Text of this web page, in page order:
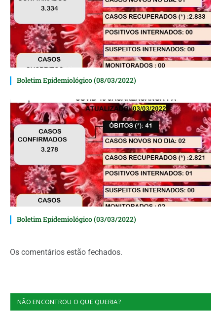
Boletim Epidemiológico (08/03/2022)
Boletim Epidemiológico (03/03/2022)
Os comentários estão fechados.
NÃO ENCONTROU O QUE QUERIA?